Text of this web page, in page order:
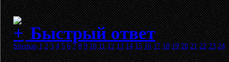
Быстрый ответ
Sitemap 1 2 3 4 5 6 7 8 9 10 11 12 13 14 15 16 17 18 19 20 21 22 23 24